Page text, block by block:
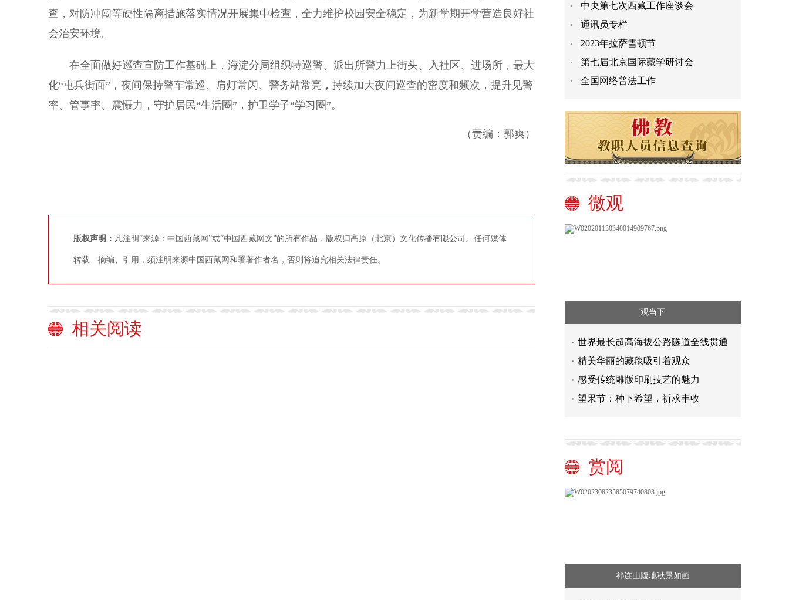
查，对防冲闯等硬性隔离措施落实情况开展集中检查，全力维护校园安全稳定，为新学期开学营造良好社
会治安环境。
在全面做好巡查宣防工作基础上，海淀分局组织特巡警、派出所警力上街头、入社区、进场所，最大
化“屯兵街面”，夜间保持警车常巡、肩灯常闪、警务站常亮，持续加大夜间巡查的密度和频次，提升见警
率、管事率、震慑力，守护居民“生活圈”，护卫学子“学习圈”。
（责编：郭爽）
版权声明： 凡注明“来源：中国西藏网”或“中国西藏网文”的所有作品，版权归高原（北京）文化传播有限公司。任何媒体
转载、摘编、引用，须注明来源中国西藏网和署著作者名，否则将追究相关法律责任。
相关阅读
中央第七次西藏工作座谈会
通讯员专栏
2023年拉萨雪顿节
第七届北京国际藏学研讨会
全国网络普法工作
微观
观当下
世界最长超高海拔公路隧道全线贯通
精美华丽的藏毯吸引着观众
感受传统雕版印刷技艺的魅力
望果节：种下希望，祈求丰收
赏阅
祁连山腹地秋景如画